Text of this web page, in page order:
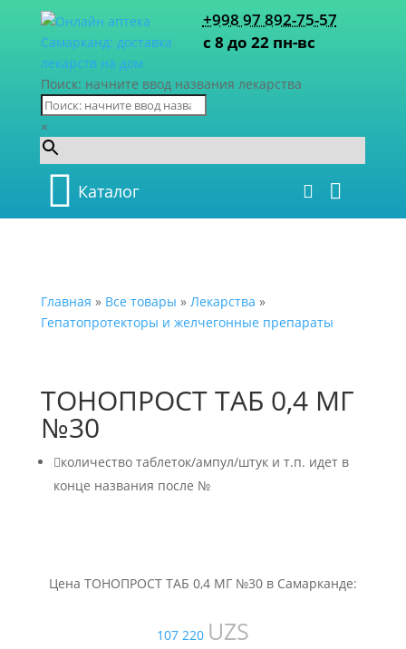
+998 97 892-75-57
с 8 до 22 пн-вс
Поиск: начните ввод названия лекарства
×
Каталог
Главная » Все товары » Лекарства »
Гепатопротекторы и желчегонные препараты
ТОНОПРОСТ ТАБ 0,4 МГ
№30
количество таблеток/ампул/штук и т.п. идет в
конце названия после №
Цена ТОНОПРОСТ ТАБ 0,4 МГ №30 в Самарканде:
107 220 UZS